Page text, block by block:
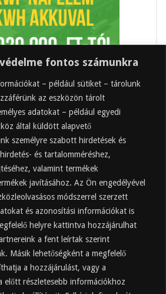
fontos számunkra
– például sütiket – tárolunk
az eszközön tárolt
adatokat – például egyedi
által küldött alapvető
személyre szabott hirdetések és
és tartalomméréshez,
valamint termékek
javításához. Az Ön engedélyével
módszerrel szerzett
és azonosítási információkat is
helyre kattintva hozzájárulhat
a fent leírtak szerint
Másik lehetőségként a megfelelő
a hozzájárulást, vagy a
előtt részletesebb információkhoz
jó? 21 gyakori felhasználási
mikor, mennyit, mivel
hatása a szervezetre –
a kutatás?